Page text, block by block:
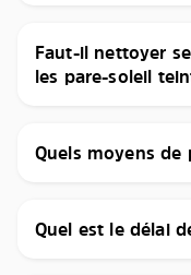
Faut-il nettoyer
les pare-soleil
Quels moyens
Quel est le délai